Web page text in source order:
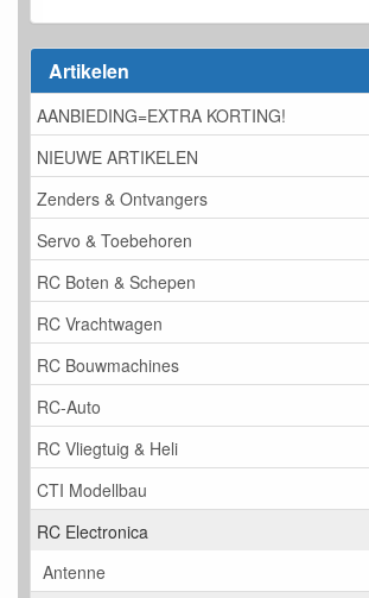
Artikelen
AANBIEDING=EXTRA KORTING!
NIEUWE ARTIKELEN
Zenders & Ontvangers
Servo & Toebehoren
RC Boten & Schepen
RC Vrachtwagen
RC Bouwmachines
RC-Auto
RC Vliegtuig & Heli
CTI Modellbau
RC Electronica
Antenne